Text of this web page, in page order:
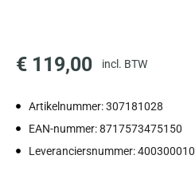
€ 119,00 incl. BTW
Artikelnummer: 307181028
EAN-nummer: 8717573475150
Leveranciersnummer: 400300010